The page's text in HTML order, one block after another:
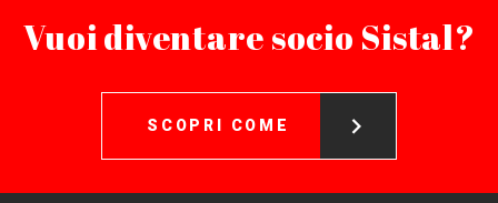
Vuoi diventare socio Sistal?
SCOPRI COME